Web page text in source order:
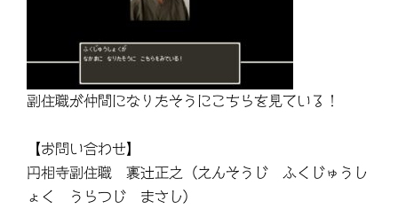
副住職が仲間になりたそうにこちらを見ている！
【お問い合わせ】
円相寺副住職 裏辻正之（えんそうじ ふくじゅうし
ょく うらつじ まさし）